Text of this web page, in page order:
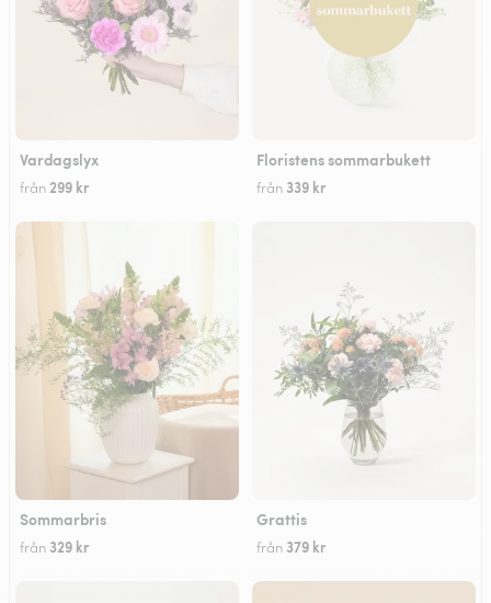
Vardagslyx
från 299 kr
Floristens sommarbukett
från 339 kr
Sommarbris
från 329 kr
Grattis
från 379 kr